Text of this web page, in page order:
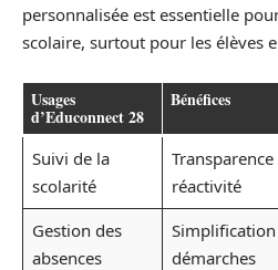
personnalisée est essentielle
scolaire, surtout pour les élèves
Usages
d’Educonnect 28
Bénéfices
Suivi de la
scolarité
Transparence
réactivité
Gestion des
absences
Simplification
démarches